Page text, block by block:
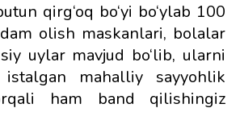
qirg‘oq bo‘yi bo‘ylab 100
olish maskanlari, bolalar
uylar mavjud bo‘lib, ularni
istalgan mahalliy sayyohlik
ham band qilishingiz